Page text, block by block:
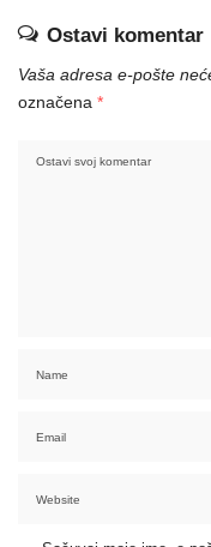
Ostavi komentar
Vaša adresa e-pošte
označena *